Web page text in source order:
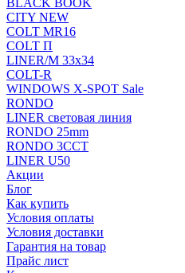
BLACK BOOK
CITY NEW
COLT MR16
COLT П
LINER/М 33х34
COLT-R
WINDOWS X-SPOT Sale
RONDO
LINER световая линия
RONDO 25mm
RONDO 3CCT
LINER U50
Акции
Блог
Как купить
Условия оплаты
Условия доставки
Гарантия на товар
Прайс лист